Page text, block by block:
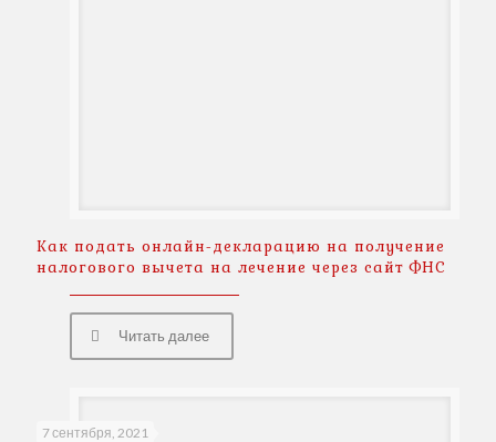
Как подать онлайн-декларацию на получение
налогового вычета на лечение через сайт ФНС
Читать далее
7 сентября, 2021